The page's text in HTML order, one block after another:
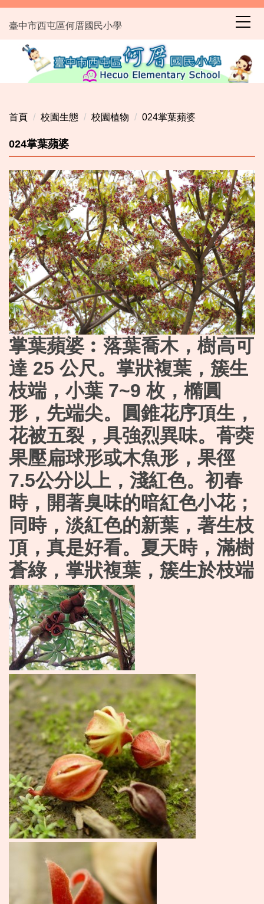
跳
到
主
臺中市西屯區何厝國民小學
首頁 校園生態 校園植物 024掌葉蘋婆
024掌葉蘋婆
掌葉蘋婆︰落葉喬木，樹高可
達 25 公尺。掌狀複葉，簇生
枝端，小葉 7~9 枚，橢圓
形，先端尖。圓錐花序頂生，
花被五裂，具強烈異味。蓇葖
果壓扁球形或木魚形，果徑
7.5公分以上，淺紅色。初春
時，開著臭味的暗紅色小花；
同時，淡紅色的新葉，著生枝
頂，真是好看。夏天時，滿樹
蒼綠，掌狀複葉，簇生於枝端